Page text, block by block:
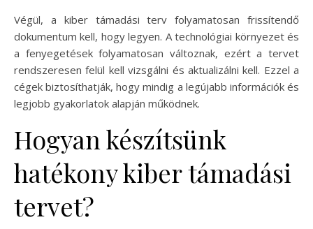
Végül, a kiber támadási terv folyamatosan frissítendő
dokumentum kell, hogy legyen. A technológiai környezet és
a fenyegetések folyamatosan változnak, ezért a tervet
rendszeresen felül kell vizsgálni és aktualizálni kell. Ezzel a
cégek biztosíthatják, hogy mindig a legújabb információk és
legjobb gyakorlatok alapján működnek.
Hogyan készítsünk
hatékony kiber támadási
tervet?